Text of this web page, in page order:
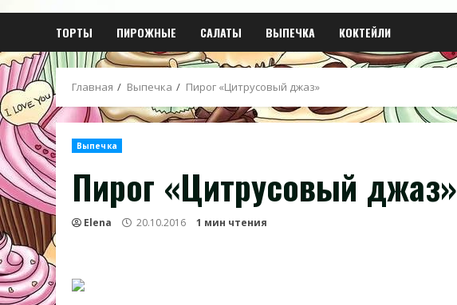
ТОРТЫ ПИРОЖНЫЕ САЛАТЫ ВЫПЕЧКА КОКТЕЙЛИ
Главная Выпечка Пирог «Цитрусовый джаз»
Выпечка
Пирог «Цитрусовый джаз»
Elena 20.10.2016 1 мин чтения